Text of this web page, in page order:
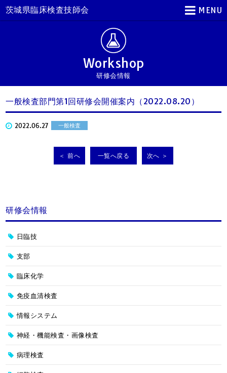
MENU
茨城県臨床検査技師会
Workshop
研修会情報
一般検査部門第1回研修会開催案内（2022.08.20）
2022.06.27 一般検査
＜ 前へ 一覧へ戻る 次へ ＞
研修会情報
日臨技
支部
臨床化学
免疫血清検査
情報システム
神経・機能検査・画像検査
病理検査